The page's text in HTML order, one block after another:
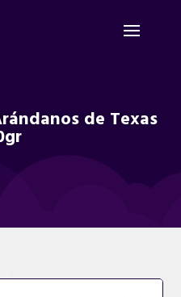
de Texas